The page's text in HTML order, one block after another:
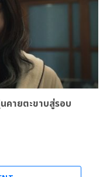
คายตะขาบสู่รอบ